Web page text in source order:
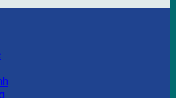
cáo, pano quảng cáo, quảng cáo